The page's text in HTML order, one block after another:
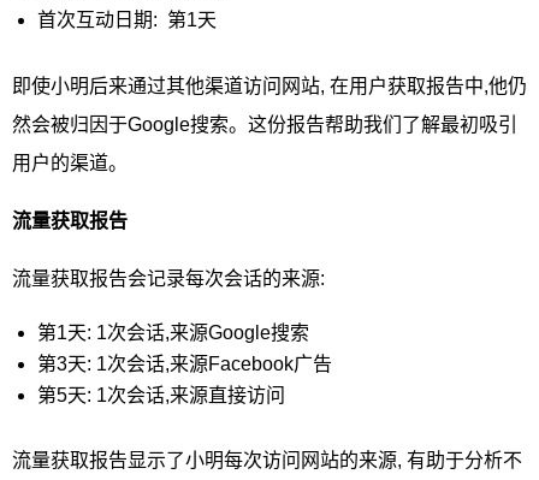
首次互动日期: 第1天
即使小明后来通过其他渠道访问网站, 在用户获取报告中,他仍
然会被归因于Google搜索。这份报告帮助我们了解最初吸引
用户的渠道。
流量获取报告
流量获取报告会记录每次会话的来源:
第1天: 1次会话,来源Google搜索
第3天: 1次会话,来源Facebook广告
第5天: 1次会话,来源直接访问
流量获取报告显示了小明每次访问网站的来源, 有助于分析不